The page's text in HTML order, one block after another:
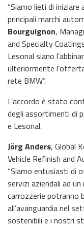
“Siamo lieti di iniziare
principali marchi
Bourguignon,
and Specialty
Lesonal siano
ulteriormente
rete BMW”.
L’accordo è stato
degli assortimenti di
e Lesonal.
Jörg Anders, Global
Vehicle Refinish and
“Siamo entusiasti di
servizi aziendali ad
carrozzerie potranno
all’avanguardia nel
sostenibili e i nostri